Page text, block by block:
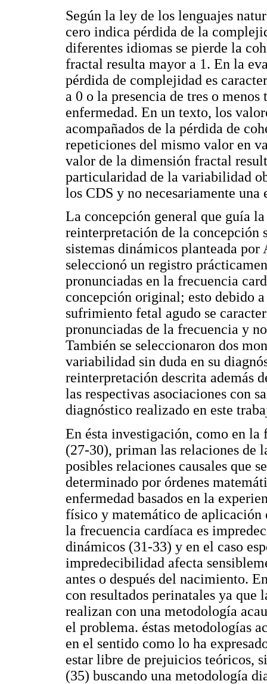
Según la ley de los lenguajes
cero indica pérdida de la
diferentes idiomas se pierde la
fractal resulta mayor a 1. En la
pérdida de complejidad es
a 0 o la presencia de tres o
enfermedad. En un texto, los
acompañados de la pérdida de
repeticiones del mismo valor en
valor de la dimensión fractal
particularidad de la variabilidad
los CDS y no necesariamente
La concepción general que guía
reinterpretación de la concepción
sistemas dinámicos planteada
seleccionó un registro
pronunciadas en la frecuencia
concepción original; esto debido
sufrimiento fetal agudo se
pronunciadas de la frecuencia y
También se seleccionaron dos
variabilidad sin duda en su
reinterpretación descrita además
las respectivas asociaciones con
diagnóstico realizado en este
En ésta investigación, como en
(27-30), priman las relaciones de
posibles relaciones causales que
determinado por órdenes
enfermedad basados en la
físico y matemático de
la frecuencia cardíaca es
dinámicos (31-33) y en el caso
impredecibilidad afecta
antes o después del nacimiento.
con resultados perinatales ya que
realizan con una metodología
el problema. éstas metodologías
en el sentido como lo ha
estar libre de prejuicios teóricos,
(35) buscando una metodología